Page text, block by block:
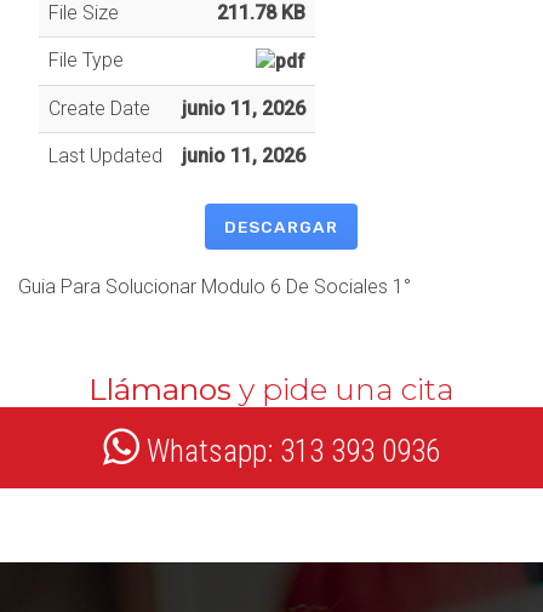
File Size 211.78 KB
File Type
Create Date junio 11, 2026
Last Updated junio 11, 2026
DESCARGAR
Guia Para Solucionar Modulo 6 De Sociales 1°
Llámanos y pide una cita
Whatsapp: 313 393 0936